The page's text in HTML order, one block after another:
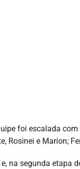
foi escalada
Rosinei e Marion;
na segunda etapa